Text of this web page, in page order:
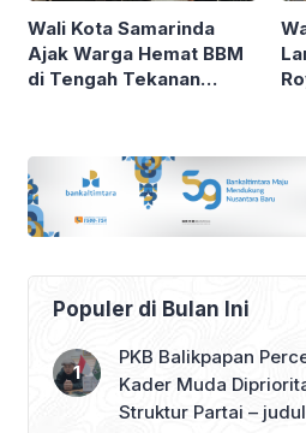
Wali Kota Samarinda
Ajak Warga Hemat BBM
di Tengah Tekanan
Populer di Bulan Ini
PKB Balikpapan
Kader Muda
Struktur Partai – judul